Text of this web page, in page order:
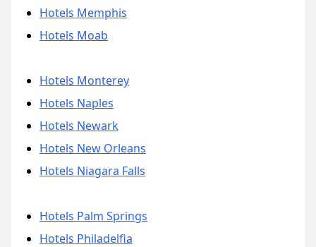
Hotels Memphis
Hotels Moab
Hotels Monterey
Hotels Naples
Hotels Newark
Hotels New Orleans
Hotels Niagara Falls
Hotels Palm Springs
Hotels Philadelfia